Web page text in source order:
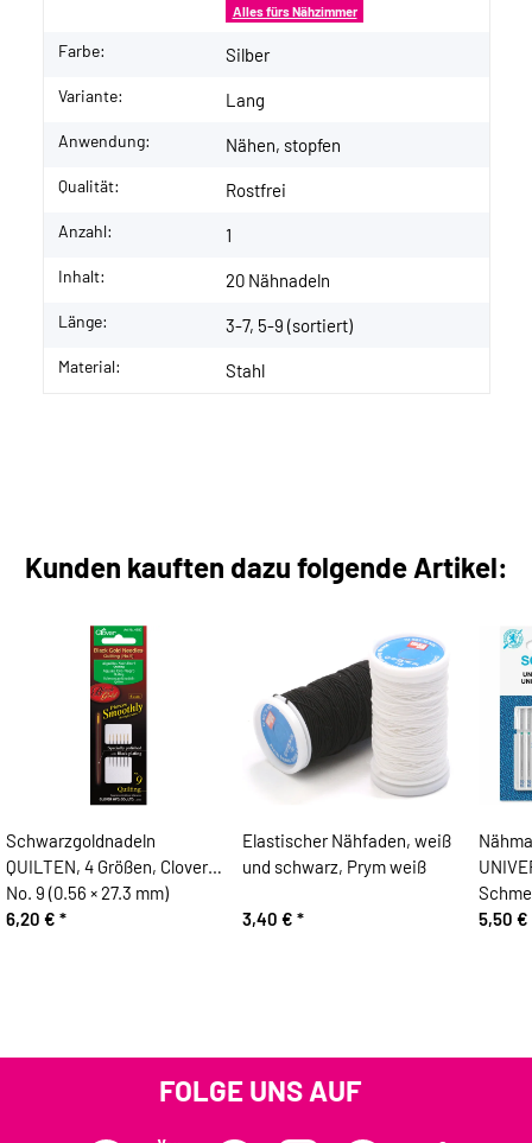
Alles fürs Nähzimmer
Farbe: Silber
Variante: Lang
Anwendung: Nähen, stopfen
Qualität: Rostfrei
Anzahl: 1
Inhalt: 20 Nähnadeln
Länge: 3-7, 5-9 (sortiert)
Material: Stahl
Kunden kauften dazu folgende Artikel:
Schwarzgoldnadeln
QUILTEN, 4 Größen, Clover
No. 9 (0.56 × 27.3 mm)
6,20 € *
Elastischer Nähfaden, weiß
und schwarz, Prym weiß
3,40 € *
5,50 €
FOLGE UNS AUF